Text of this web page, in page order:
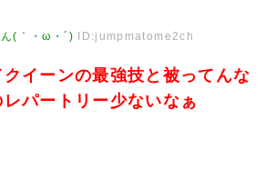
(｀・ω・´) ID:jumpmatome2ch
イーンの最強技と被ってんな
パートリー少ないなぁ